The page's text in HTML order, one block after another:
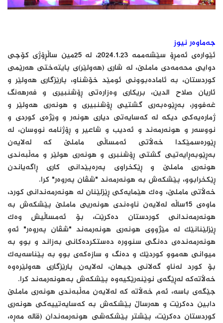
جەماوەر نیوز
ئێواره‌ى ئه‌مڕۆ سێشه‌ممه‌ 2024.1.23، له‌ 25مین ساڵڕۆژى کۆچى
دوایى محه‌مه‌دى ماملێ، له‌ شارى (هه‌ولێر)ى پایته‌ختى هه‌رێمى
کوردستان، به‌ ئاماده‌بوونى ئومێد خۆشناو، پارێزگارى هه‌ولێر و
ئاریان صلاح الدین، بریکارى وه‌زاره‌تى ڕۆشنبیرى و فه‌رهه‌نگ
غه‌فوور، به‌ڕێوه‌به‌رى گشتیى ڕۆشنبیرى و هونه‌رى هه‌ولێر و
ژماره‌یه‌کى دیکه‌ له‌ که‌سایه‌تى دیارى هونه‌ر و وێژه‌ى کوردى و
نووسه‌ر و هونه‌رمه‌ند و ئه‌دیب و شاعیر و ڕۆژنامه‌ نووسان، له‌
ڕێوره‌سمێکدا خه‌ڵاتى ئه‌مساڵى ماملێ که‌ له‌لایه‌ن
به‌ڕێوبه‌ڕایه‌تیى گشتى ڕۆشنبرى و هونه‌رى هولێر و مه‌ڵبه‌ندى
هونه‌رى ماملێ و ڕێکخراوى په‌ره‌پێدانى کارى ڕاگه‌یاندن
ڕێکخرابوو، پێشکه‌ش به‌ هونه‌رمه‌ند "شڤان په‌روه‌ر" کرا.
خه‌ڵاتى ماملێ، وه‌ک هێمایه‌کى ڕێزلێنان له‌ هونه‌رمه‌ندانى کورد،
ماوه‌ى 15ساڵه‌ له‌لایه‌ن ناوه‌ندى هونه‌ریى ماملێ‌ پێشکه‌ش به‌
هونه‌رمه‌ندانى کوردستان ده‌کرێت، بۆ ئه‌مساڵیش وه‌ک
ڕێزلێنانێک له‌ مێژووى هونه‌رى هونه‌رمه‌ند "شڤان په‌روه‌ر" ئه‌و
هونه‌رمه‌نده‌ى ده‌نگى سنووره‌ ده‌ستکرده‌کانى به‌زاند و بوو به‌
میوانى هه‌موو کوردێک و ده‌نگ و سازه‌که‌ى بوو به‌ پێناسه‌یه‌ک
بۆ کورد له‌ناو گه‌لانى جیهان، له‌لایه‌ن پارێزگارى هه‌ولێره‌وه‌
خه‌ڵاته‌که‌ له‌ڕێگه‌ى نوێنه‌رێکیه‌وه‌ پێشکه‌ش به‌هونه‌رمه‌ند کرا.
جێگه‌ى باسه‌، ئه‌م خه‌ڵاته‌ که‌ له‌لایه‌ن مه‌ڵبه‌ندى هونه‌رى ماملێ
دابین ده‌کرێت و هه‌رساڵ پێشکه‌ش به‌ که‌سایه‌تییه‌کى هونه‌رى
کوردستان ده‌کرێت، پێشتر پێشکه‌شى هونه‌رمه‌ندان (قاله‌ مه‌ڕه‌‌‌‌‌‌،